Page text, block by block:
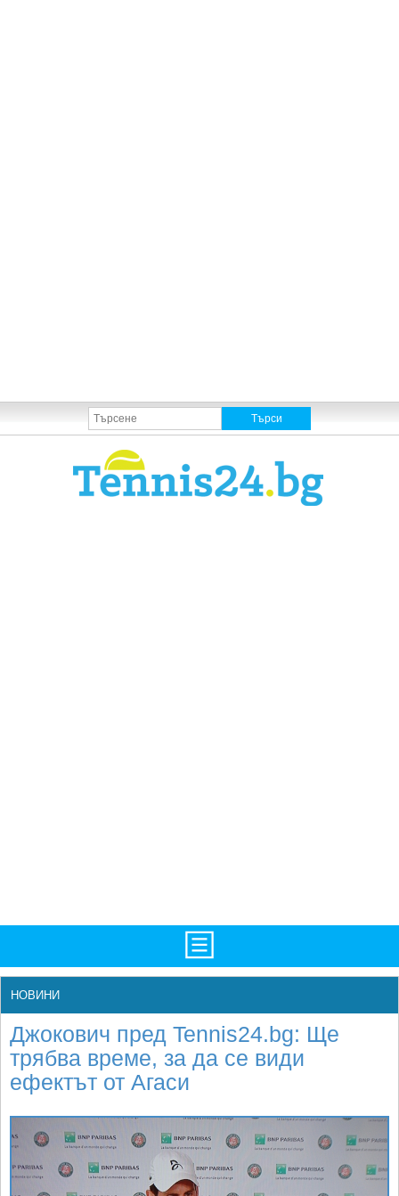
НОВИНИ
БГ
ATP
LIVE SCORES
ТУРНИРИ
Фотогалерии
Рекорди/Статистика
Топ 10
Любопитно
Истории
НОВИНИ
Джокович пред Tennis24.bg: Ще
трябва време, за да се види
ефектът от Агаси